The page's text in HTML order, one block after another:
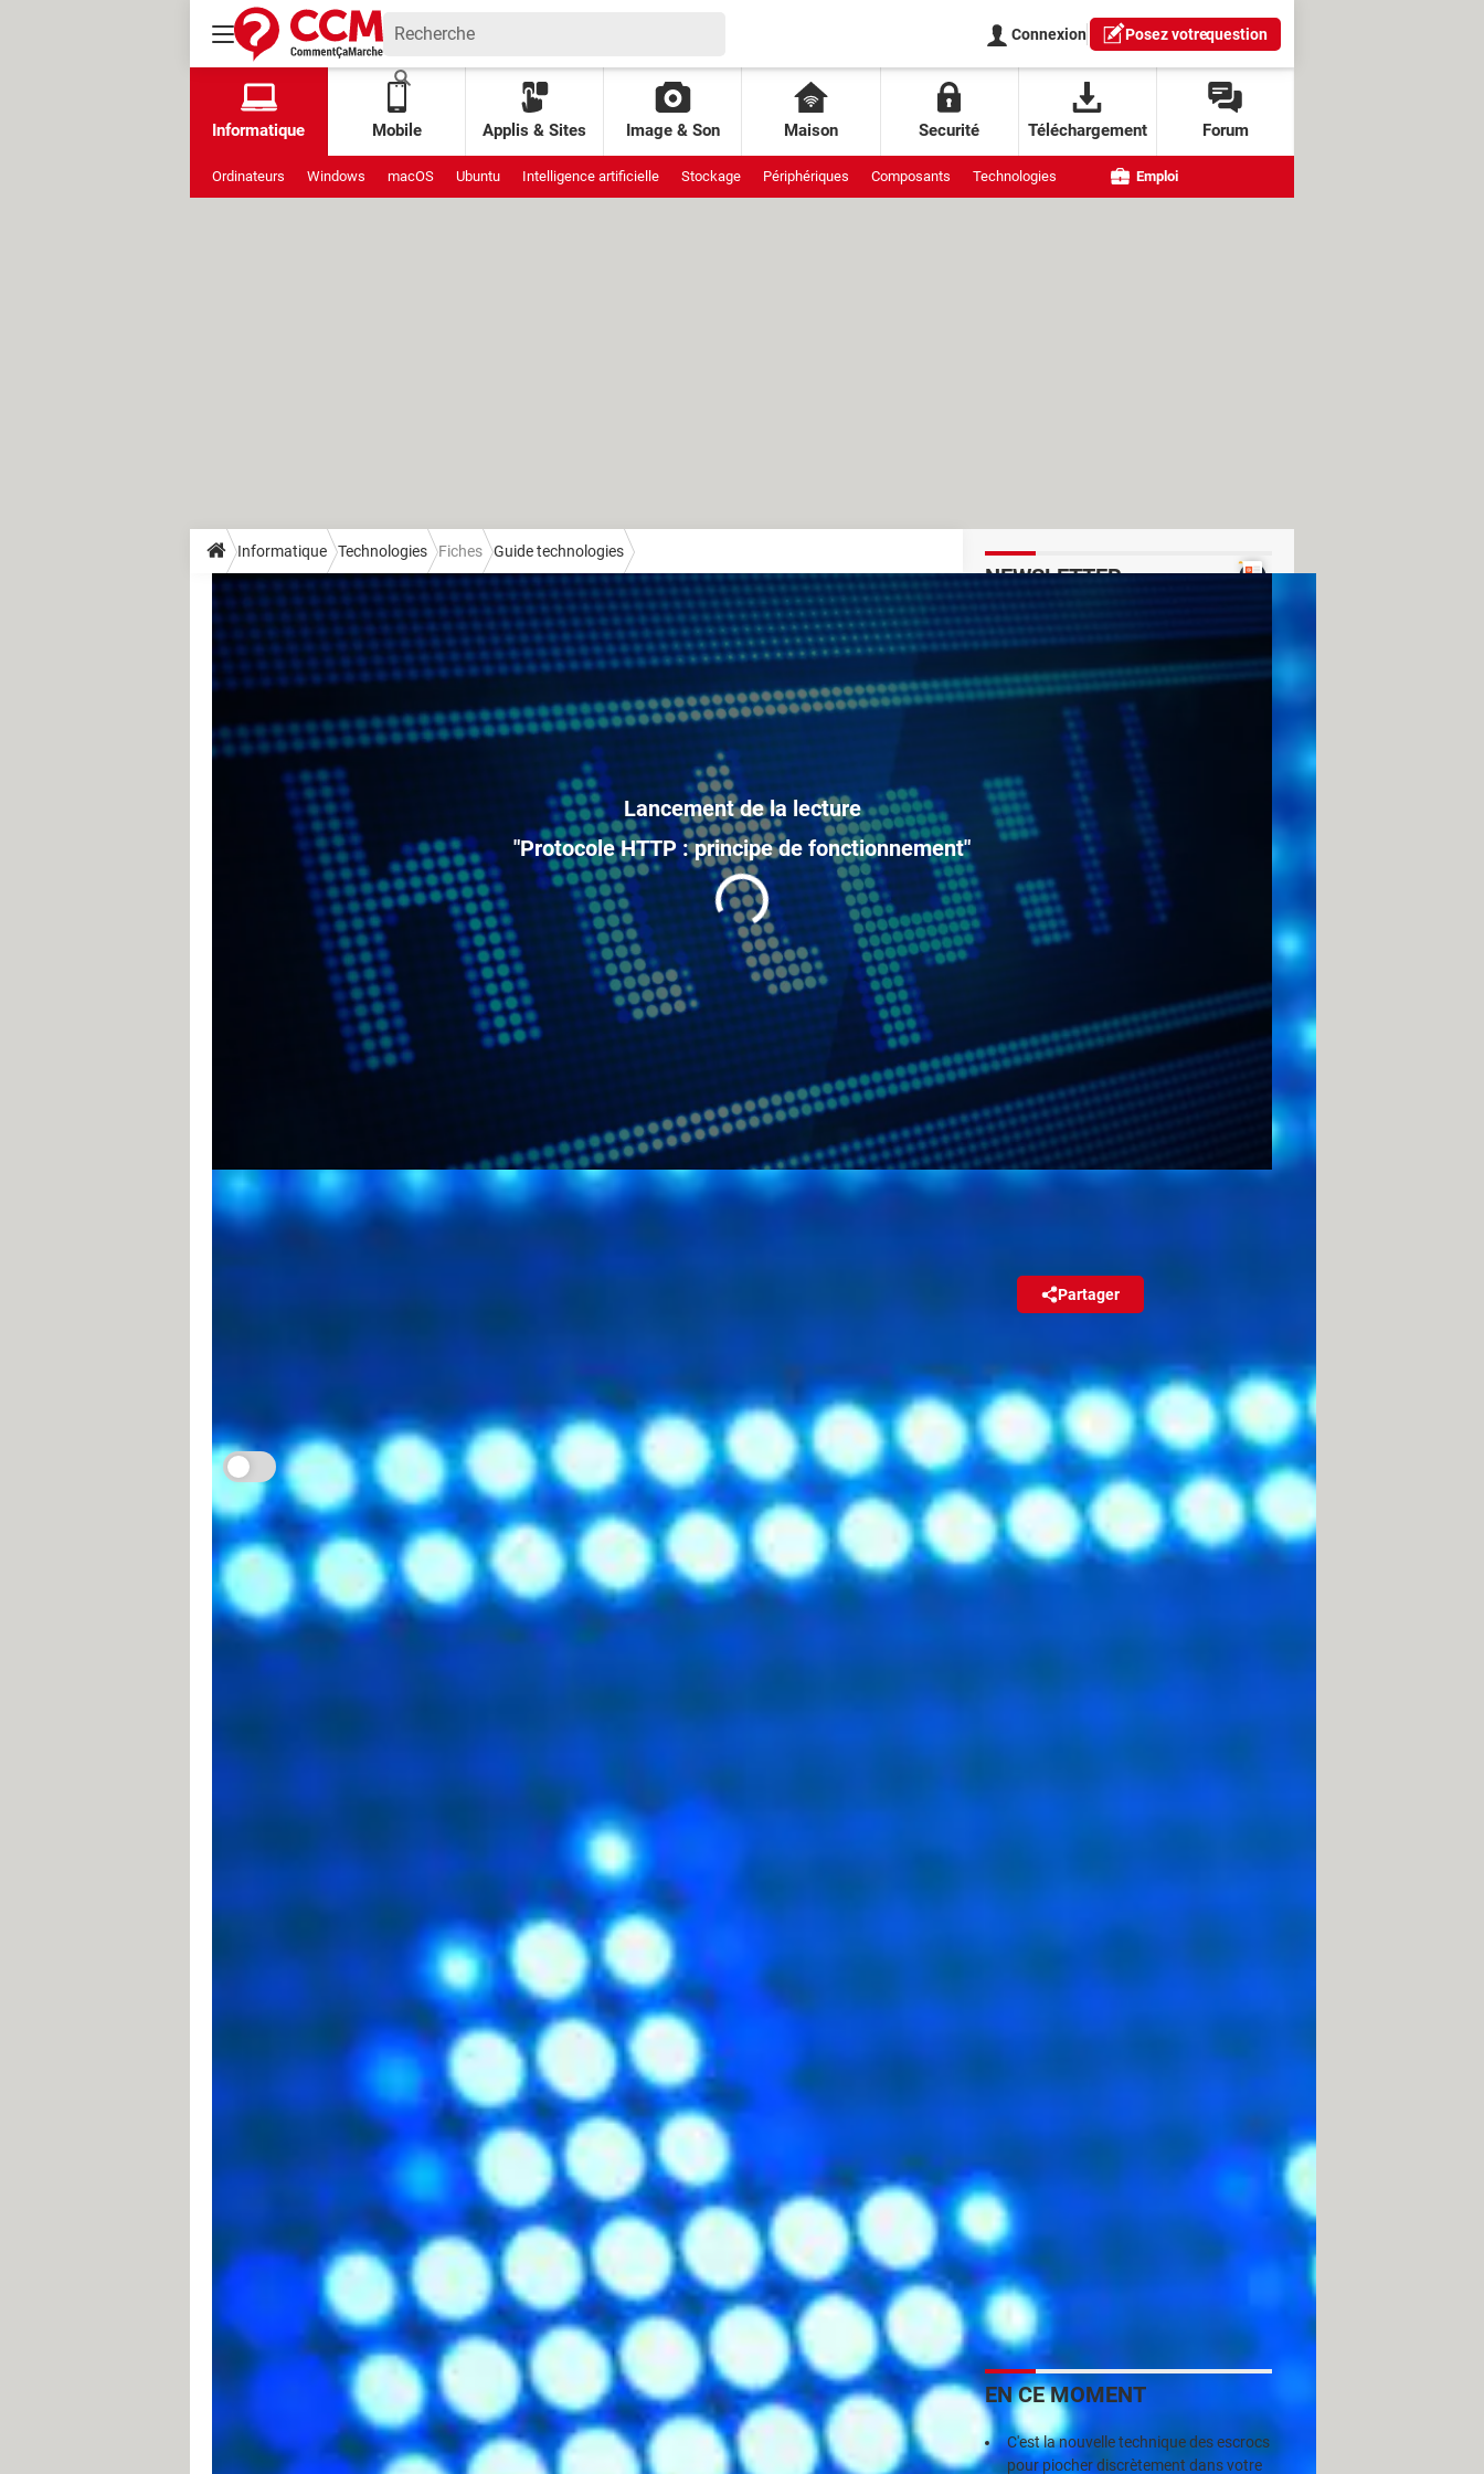
Connexion Posez votrequestion
Informatique Mobile Applis & Sites Image & Son Maison Securité Téléchargement Forum
Ordinateurs Windows macOS Ubuntu Intelligence artificielle Stockage Périphériques Composants Technologies Emploi
Informatique Technologies Fiches Guide technologies
"Protocole HTTP : principe de fonctionnement"
Protocole HTTP : principe de fonctionnement
Partager
Le protocole HTTP est à la base du Web. C'est lui qui est utilisé pour gérer les liens hypertextes sur Internet. Voici
quelques détails sur son principe de fonctionnement.
Je m'abonne aux Infos à ne pas rater
Le protocole HTTP (HyperText Transfer Protocol) est le protocole le plus utilisé sur Internet depuis 1990. La version 0.9 était uniquement
destinée à transférer des données sur Internet (en particulier des pages Web écrites enHTML] La version 1.0 du protocole (la plus
utilisée) permet de transférer des messages avec des en-têtes décrivant le contenu du message en utilisant un codage de type MIME. Le
but du protocole HTTP est de permettre un transfert de fichiers (essentiellement au format HTML) localisés grâce à une chaîne de
caractères appelée URL entre un navigateur (le client) et un serveur Web (appelé d'ailleurs
Communication entre navigateur et serveur
Le navigateur effectue une
requête HTTP.
Le serveur traite la requête puis envoie une réponse HTTP.
En réalité la communication s'effectue en plus de temps si on considère le traitement de la requête par le serveur. Etant donné que l'on
s'intéresse uniquement au protocole HTTP, le traitement du côté serveur ne sera pas explicité dans le cadre de cet article... Si ce sujet
vous intéresse, référez-vous à l'article sur
le traitement des CGI
Requête HTTP
Une requête HTTP est un ensemble de lignes envoyé au serveur par le navigateur. Elle comprend :
Une ligne de requête
: c'est une ligne précisant le type de document demandé, la méthode qui doit être appliquée, et la version du
protocole utilisée. La ligne comprend trois éléments devant être séparés par un espace :
La méthode
NEWSLETTER
Voir un exemple
EN CE MOMENT
C'est la nouvelle technique des escrocs
pour piocher discrètement dans votre